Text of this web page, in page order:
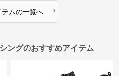
テムの一覧へ ›
ングのおすすめアイテム